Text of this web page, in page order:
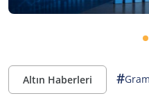
Altın Haberleri #